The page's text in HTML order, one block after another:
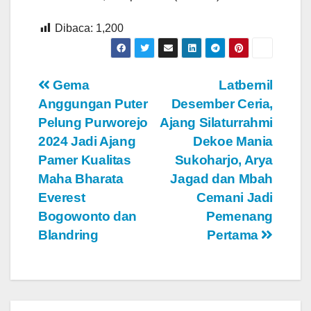
Dibaca: 1,200
Navigasi
pos
Latbernil
Desember Ceria,
Ajang Silaturrahmi
Dekoe Mania
Sukoharjo, Arya
Jagad dan Mbah
Cemani Jadi
Pemenang
Pertama
Gema
Anggungan Puter
Pelung Purworejo
2024 Jadi Ajang
Pamer Kualitas
Maha Bharata
Everest
Bogowonto dan
Blandring